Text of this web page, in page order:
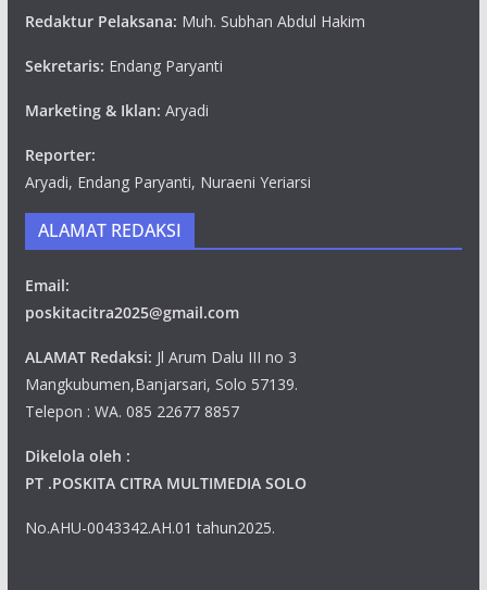
Redaktur Pelaksana: Muh. Subhan Abdul Hakim
Sekretaris: Endang Paryanti
Marketing & Iklan: Aryadi
Reporter:
Aryadi, Endang Paryanti, Nuraeni Yeriarsi
ALAMAT REDAKSI
Email:
poskitacitra2025@gmail.com
ALAMAT Redaksi: Jl Arum Dalu III no 3
Mangkubumen,Banjarsari, Solo 57139.
Telepon : WA. 085 22677 8857
Dikelola oleh :
PT .POSKITA CITRA MULTIMEDIA SOLO
No.AHU-0043342.AH.01 tahun2025.